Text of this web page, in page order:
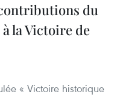
du
la Victoire de
« Victoire historique